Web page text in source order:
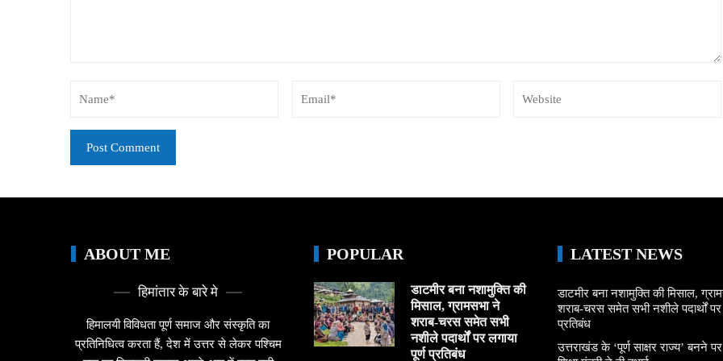
ABOUT ME
हिमांतार के बारे मे
हिमालयी विविधता पूर्ण समाज और संस्कृति का
प्रतिनिधित्व करता हैं, देश में उत्तर से लेकर पश्चिम
POPULAR
डाटमीर बना नशामुक्ति की
मिसाल, ग्रामसभा ने
शराब-चरस समेत सभी
नशीले पदार्थों पर लगाया
पूर्ण प्रतिबंध
LATEST NEWS
डाटमीर बना नशामुक्ति की मिसाल,
शराब-चरस समेत सभी नशीले पदार्थों पर
प्रतिबंध
उत्तराखंड के ‘पूर्ण साक्षर राज्य’ बनने